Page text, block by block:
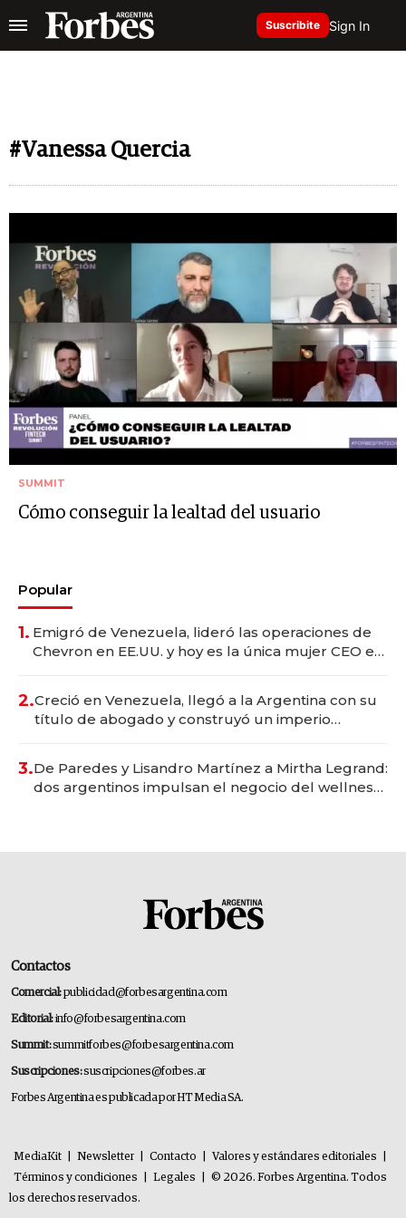
Suscribite Sign In
#Vanessa Quercia
SUMMIT
Cómo conseguir la lealtad del usuario
Popular
1. Emigró de Venezuela, lideró las operaciones de
Chevron en EE.UU. y hoy es la única mujer CEO en
2.Creció en Venezuela, llegó a la Argentina con su
título de abogado y construyó un imperio
3.De Paredes y Lisandro Martínez a Mirtha Legrand:
dos argentinos impulsan el negocio del wellness
Contactos
Comercial:publicidad@forbesargentina.com
Editorial:info@forbesargentina.com
Summit:summitforbes@forbesargentina.com
Suscripciones:suscripciones@forbes.ar
Forbes Argentina es publicada por HT Media SA.
MediaKit Newsletter Contacto Valores y estándares editoriales
Términos y condiciones
Legales
© 2026. Forbes Argentina. Todos
los derechos reservados.